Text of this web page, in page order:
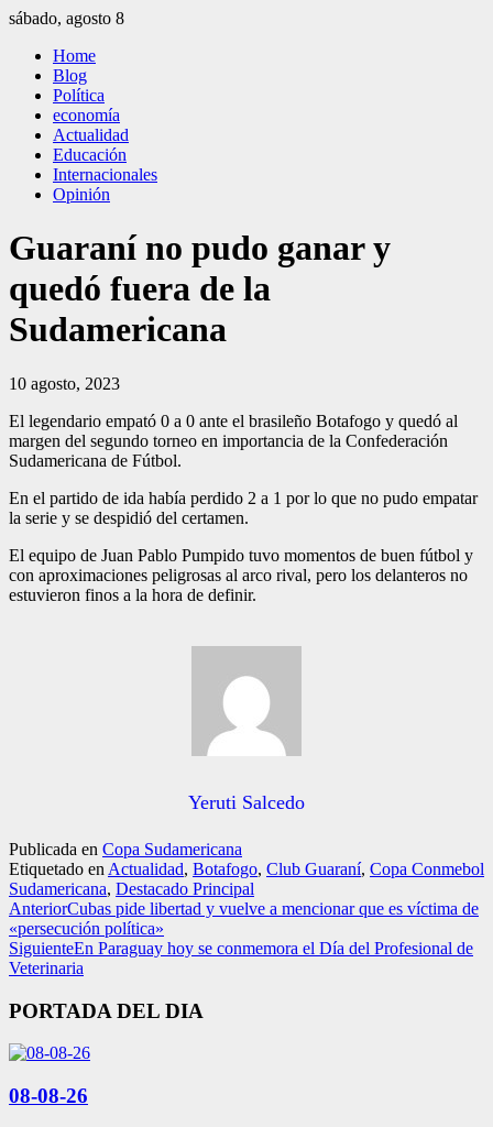
Saltar
contenido
sábado, agosto 8
El Independiente
El independiente Libre y Transparente
Home
Blog
Política
economía
Actualidad
Educación
Internacionales
Opinión
Guaraní no pudo ganar y
quedó fuera de la
Sudamericana
10 agosto, 2023
El legendario empató 0 a 0 ante el brasileño Botafogo y quedó al
margen del segundo torneo en importancia de la Confederación
Sudamericana de Fútbol.
En el partido de ida había perdido 2 a 1 por lo que no pudo empatar
la serie y se despidió del certamen.
El equipo de Juan Pablo Pumpido tuvo momentos de buen fútbol y
con aproximaciones peligrosas al arco rival, pero los delanteros no
estuvieron finos a la hora de definir.
Yeruti Salcedo
Publicada en Copa Sudamericana
Etiquetado en Actualidad, Botafogo, Club Guaraní, Copa Conmebol
Sudamericana, Destacado Principal
AnteriorCubas pide libertad y vuelve a mencionar que es víctima de
«persecución política»
SiguienteEn Paraguay hoy se conmemora el Día del Profesional de
Veterinaria
PORTADA DEL DIA
08-08-26